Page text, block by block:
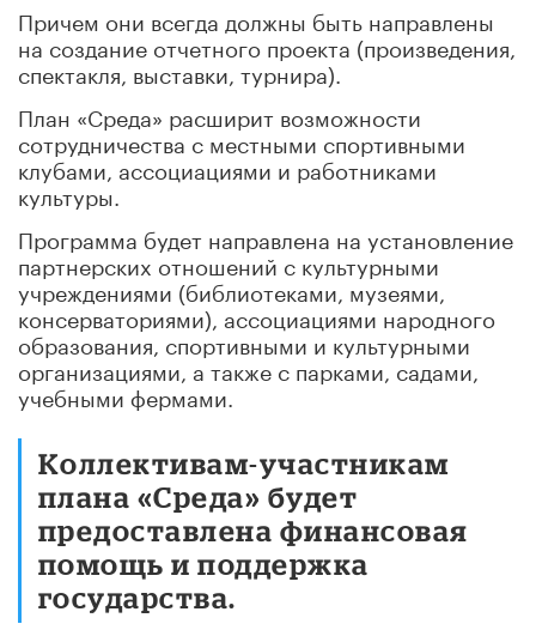
Причем они всегда должны быть направлены
на создание отчетного проекта (произведения,
спектакля, выставки, турнира).
План «Среда» расширит возможности
сотрудничества с местными спортивными
клубами, ассоциациями и работниками
культуры.
Программа будет направлена на установление
партнерских отношений с культурными
учреждениями (библиотеками, музеями,
консерваториями), ассоциациями народного
образования, спортивными и культурными
организациями, а также с парками, садами,
учебными фермами.
Коллективам-участникам
плана «Среда» будет
предоставлена финансовая
помощь и поддержка
государства.